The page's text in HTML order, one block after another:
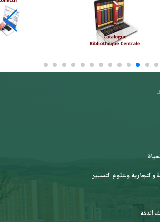
والتجارية وعلوم التسيير
الدقة